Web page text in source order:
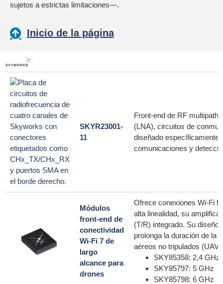
sujetos a estrictas limitaciones—.
Inicio de la página
SKYR23001-
11
Front-end de RF multipath
(LNA), circuitos de
diseñado específicamente
comunicaciones y
Módulos
front-end de
conectividad
Wi-Fi 7 de
largo
alcance para
drones
Ofrece conexiones Wi-Fi
alta linealidad, su
(T/R) integrado. Su
prolonga la duración de la
aéreos no tripulados
SKY85358: 2,4 GHz
SKY85797: 5 GHz
SKY85798: 6 GHz